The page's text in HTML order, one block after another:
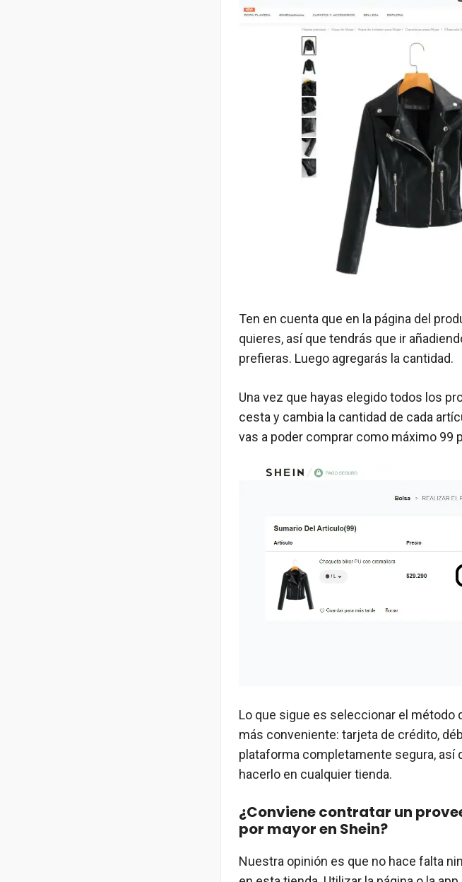
Ten en cuenta que en la página del
quieres, así que tendrás que ir
prefieras. Luego agregarás la cantidad.
Una vez que hayas elegido todos los
cesta y cambia la cantidad de cada
vas a poder comprar como máximo 99
Lo que sigue es seleccionar el método
más conveniente: tarjeta de crédito,
plataforma completamente segura,
hacerlo en cualquier tienda.
¿Conviene contratar un
por mayor en Shein?
Nuestra opinión es que no hace falta